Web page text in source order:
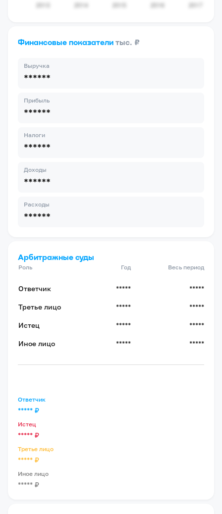
Финансовые показатели тыс. ₽
Выручка
******
Прибыль
******
Налоги
******
Доходы
******
Расходы
******
Арбитражные суды
Роль Год Весь период
Ответчик ***** *****
Третье лицо ***** *****
Истец ***** *****
Иное лицо ***** *****
Ответчик
***** ₽
Истец
***** ₽
Третье лицо
***** ₽
Иное лицо
***** ₽